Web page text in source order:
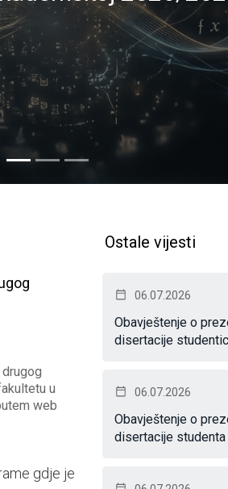
oblasti
Ostale vijesti
u
web
gdje je
prvog ciklusa studija
31.07.2026
studija na Univerzitetu u
online, putem web
06.07.2026
Obavještenje o
disertacije
06.07.2026
Obavještenje o
disertacije